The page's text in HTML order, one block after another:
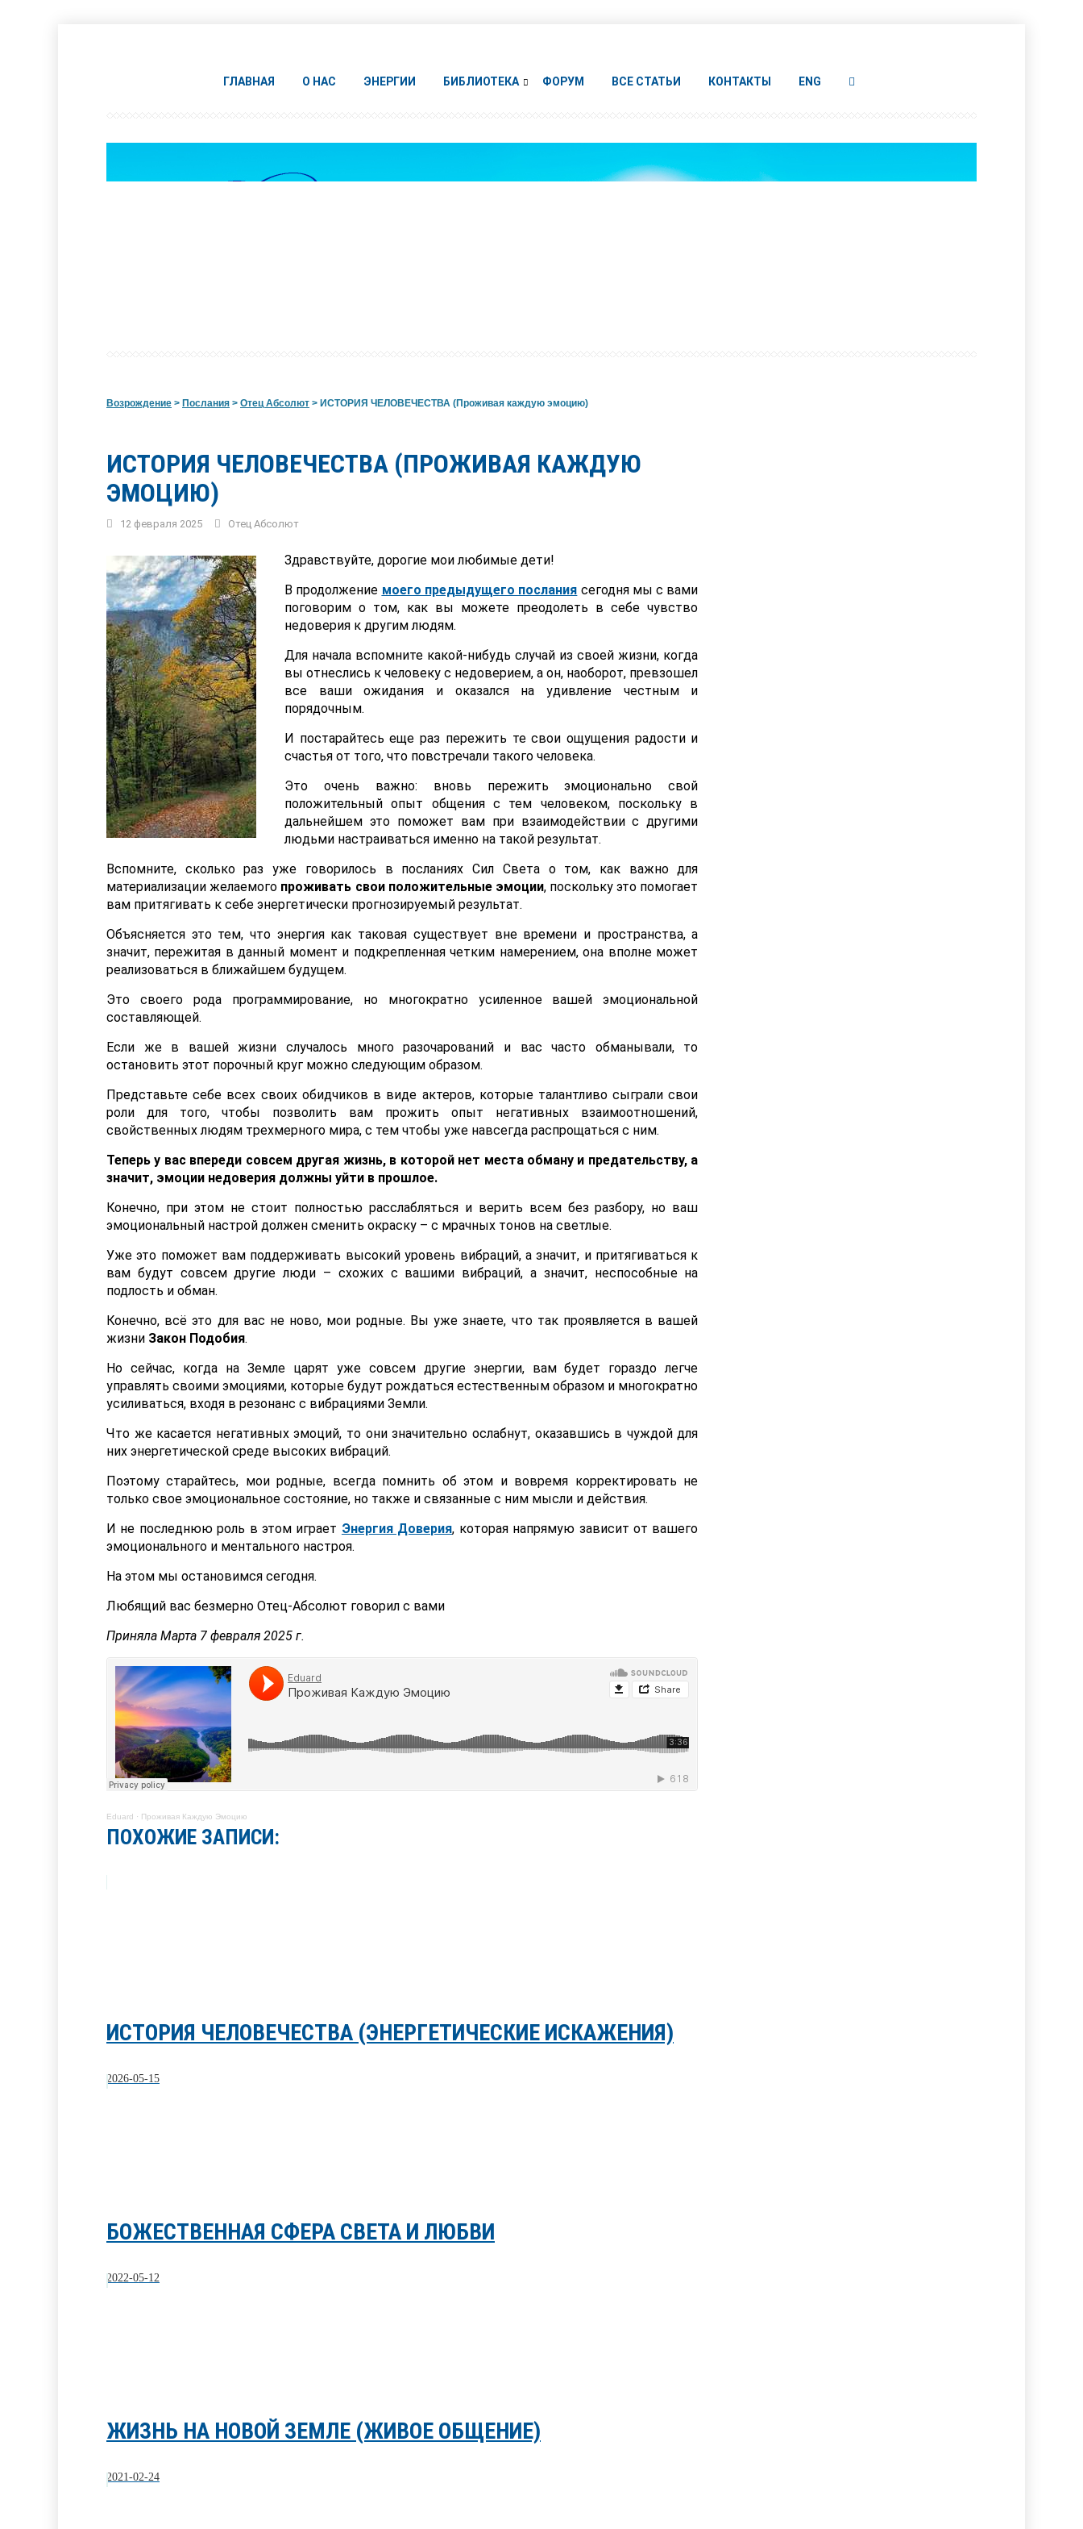
ГЛАВНАЯ О НАС ЭНЕРГИИ БИБЛИОТЕКА ФОРУМ ВСЕ СТАТЬИ КОНТАКТЫ ENG
Возрождение > Послания > Отец Абсолют > ИСТОРИЯ ЧЕЛОВЕЧЕСТВА (Проживая каждую эмоцию)
ИСТОРИЯ ЧЕЛОВЕЧЕСТВА (ПРОЖИВАЯ КАЖДУЮ
ЭМОЦИЮ)
12 февраля 2025 Отец Абсолют
Здравствуйте, дорогие мои любимые дети!
В продолжение моего предыдущего послания сегодня мы с вами
поговорим о том, как вы можете преодолеть в себе чувство
недоверия к другим людям.
Для начала вспомните какой-нибудь случай из своей жизни, когда
вы отнеслись к человеку с недоверием, а он, наоборот, превзошел
все ваши ожидания и оказался на удивление честным и
порядочным.
И постарайтесь еще раз пережить те свои ощущения радости и
счастья от того, что повстречали такого человека.
Это очень важно: вновь пережить эмоционально свой
положительный опыт общения с тем человеком, поскольку в
дальнейшем это поможет вам при взаимодействии с другими
людьми настраиваться именно на такой результат.
Вспомните, сколько раз уже говорилось в посланиях Сил Света о том, как важно для
материализации желаемого проживать свои положительные эмоции, поскольку это помогает
вам притягивать к себе энергетически прогнозируемый результат.
Объясняется это тем, что энергия как таковая существует вне времени и пространства, а
значит, пережитая в данный момент и подкрепленная четким намерением, она вполне может
реализоваться в ближайшем будущем.
Это своего рода программирование, но многократно усиленное вашей эмоциональной
составляющей.
Если же в вашей жизни случалось много разочарований и вас часто обманывали, то
остановить этот порочный круг можно следующим образом.
Представьте себе всех своих обидчиков в виде актеров, которые талантливо сыграли свои
роли для того, чтобы позволить вам прожить опыт негативных взаимоотношений,
свойственных людям трехмерного мира, с тем чтобы уже навсегда распрощаться с ним.
Теперь у вас впереди совсем другая жизнь, в которой нет места обману и предательству, а
значит, эмоции недоверия должны уйти в прошлое.
Конечно, при этом не стоит полностью расслабляться и верить всем без разбору, но ваш
эмоциональный настрой должен сменить окраску – с мрачных тонов на светлые.
Уже это поможет вам поддерживать высокий уровень вибраций, а значит, и притягиваться к
вам будут совсем другие люди – схожих с вашими вибраций, а значит, неспособные на
подлость и обман.
Конечно, всё это для вас не ново, мои родные. Вы уже знаете, что так проявляется в вашей
жизни Закон Подобия.
Но сейчас, когда на Земле царят уже совсем другие энергии, вам будет гораздо легче
управлять своими эмоциями, которые будут рождаться естественным образом и многократно
усиливаться, входя в резонанс с вибрациями Земли.
Что же касается негативных эмоций, то они значительно ослабнут, оказавшись в чуждой для
них энергетической среде высоких вибраций.
Поэтому старайтесь, мои родные, всегда помнить об этом и вовремя корректировать не
только свое эмоциональное состояние, но также и связанные с ним мысли и действия.
И не последнюю роль в этом играет Энергия Доверия, которая напрямую зависит от вашего
эмоционального и ментального настроя.
На этом мы остановимся сегодня.
Любящий вас безмерно Отец-Абсолют говорил с вами
Приняла Марта 7 февраля 2025 г.
Eduard · Проживая Каждую Эмоцию
ПОХОЖИЕ ЗАПИСИ:
ИСТОРИЯ ЧЕЛОВЕЧЕСТВА (ЭНЕРГЕТИЧЕСКИЕ ИСКАЖЕНИЯ)
2026-05-15
БОЖЕСТВЕННАЯ СФЕРА СВЕТА И ЛЮБВИ
2022-05-12
ЖИЗНЬ НА НОВОЙ ЗЕМЛЕ (ЖИВОЕ ОБЩЕНИЕ)
2021-02-24